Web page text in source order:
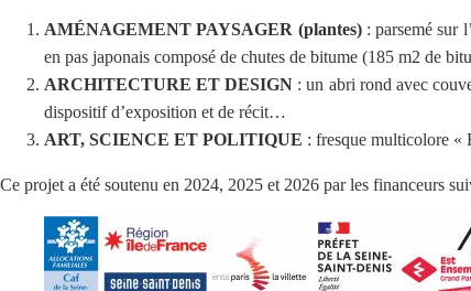
AMÉNAGEMENT PAYSAGER (plantes): parsemé sur
en pas japonais composé de chutes de bitume (185 m2 de
ARCHITECTURE ET DESIGN : un abri rond avec
dispositif d’exposition et de récit…
ART, SCIENCE ET POLITIQUE : fresque multicolore «
Ce projet a été soutenu en 2024, 2025 et 2026 par les financeurs